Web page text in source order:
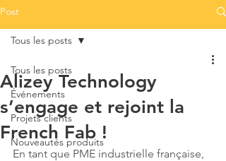
Post
Tous les posts
Événements
Projets clients
Nouveautés produits
Tous les posts
Alizey Technology
s’engage et rejoint la
French Fab !
En tant que PME industrielle française,